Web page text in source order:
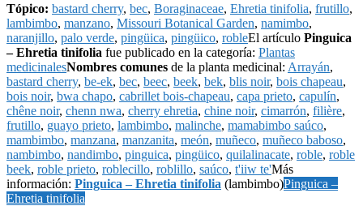
Tópico: bastard cherry, bec, Boraginaceae, Ehretia tinifolia, frutillo,
lambimbo, manzano, Missouri Botanical Garden, namimbo,
naranjillo, palo verde, pingüica, pingüico, robleEl artículo Pinguica
– Ehretia tinifolia fue publicado en la categoría: Plantas
medicinalesNombres comunes de la planta medicinal: Arrayán,
bastard cherry, be-ek, bec, beec, beek, bek, blis noir, bois chapeau,
bois noir, bwa chapo, cabrillet bois-chapeau, capa prieto, capulín,
chêne noir, chenn nwa, cherry ehretia, chine noir, cimarrón, filière,
frutillo, guayo prieto, lambimbo, malinche, mamabimbo saúco,
mambimbo, manzana, manzanita, meón, muñeco, muñeco baboso,
nambimbo, nandimbo, pinguica, pingüico, quilalinacate, roble, roble
beek, roble prieto, roblecillo, roblillo, saúco, t'iiw te'Más
información: Pinguica – Ehretia tinifolia (lambimbo)Pinguica –
Ehretia tinifolia